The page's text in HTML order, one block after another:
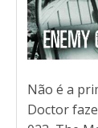
Não é a
Doctor